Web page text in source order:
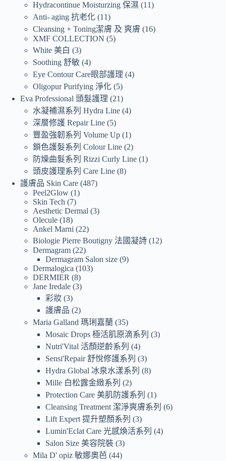
Hydracontinue Moisturzing 保濕
11
Anti- aging 抗老化 11
Cleansing + Toning潔膚 及 爽膚
16
XMF COLLECTION
5
White 美白
3
Soothing 舒敏 4
Eye Contour Care眼部護理 4
Oligopur Purifying 淨化 5
Eva Professional 頭髮護理
21
水凝補濕系列 Hydra Line 4
深層修護 Repair Line 5
豐盈強韌系列 Volume Up 1
鎖色護髮系列 Colour Line 2
防燥曲髮系列 Rizzi Curly Line 1
頭皮護理系列 Care Line 8
護膚品 Skin Care 487
Peel2Glow 1
Skin Tech
7
Aesthetic Dermal 3
Olecule 18
Ankel Marni
22
Biologie Pierre Boutigny 法國凝詩 12
Dermagram 22
Dermagram Salon size 9
Dermalogica
103
DERMIER
8
Jane Iredale 3
彩妝 3
護膚品
2
Maria Galland 瑪琍嘉蘭 35
Mosaic Drops 極活肌原滴系列
3
Nutri'Vital 活顏逆齡系列
4
Sensi'Repair 舒悅修護系列
3
Hydra Global 冰泉水漾系列
8
Mille 白松露金緻系列
2
Protection Care 美肌防護系列
1
Cleansing Treatment 潔淨爽膚系列
6
Lift Expert 提升塑顏系列
3
Lumin'Eclat Care 光感煥活系列
4
Salon Size 美容院裝 3
Mila D' opiz 敏娜奧芭 44